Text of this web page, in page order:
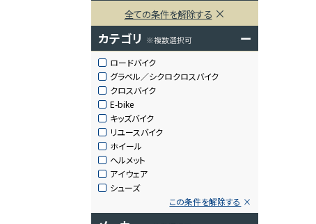
全ての条件を解除する
カテゴリ ※複数選択可 ー
ロードバイク
グラベル／シクロクロスバイク
クロスバイク
E-bike
キッズバイク
リユースバイク
ホイール
ヘルメット
アイウェア
シューズ
この条件を解除する